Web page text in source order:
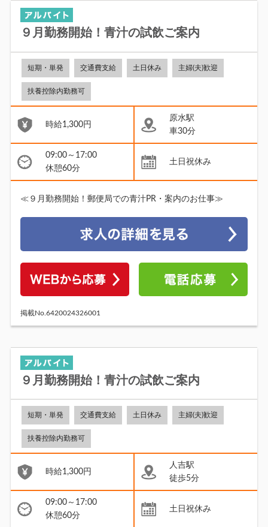
９月勤務開始！青汁の試飲ご案内
短期・単発 交通費支給 土日休み 主婦(夫)歓迎
扶養控除内勤務可
時給1,300円
原水駅
車30分
09:00～17:00
休憩60分
土日祝休み
≪９月勤務開始！郵便局での青汁PR・案内のお仕事≫
掲載No.6420024326001
９月勤務開始！青汁の試飲ご案内
短期・単発 交通費支給 土日休み 主婦(夫)歓迎
扶養控除内勤務可
時給1,300円
人吉駅
徒歩5分
09:00～17:00
休憩60分
土日祝休み